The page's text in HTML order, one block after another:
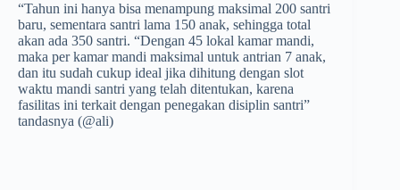
“Tahun ini hanya bisa menampung maksimal 200 santri
baru, sementara santri lama 150 anak, se­hingga total
akan ada 350 santri. “Dengan 45 lokal kamar mandi,
maka per kamar mandi maksimal untuk antrian 7 anak,
dan itu sudah cukup ideal jika dihitung dengan slot
waktu mandi santri yang telah ditentukan, karena
fasilitas ini terkait dengan penegakan disiplin santri”
tandasnya (@ali)